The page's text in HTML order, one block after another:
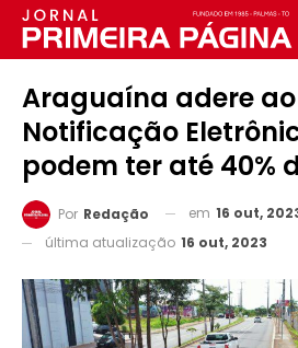
Araguaína adere
Notificação
podem ter até 40%
Por Redação em 16 out,
última atualização 16 out, 2023